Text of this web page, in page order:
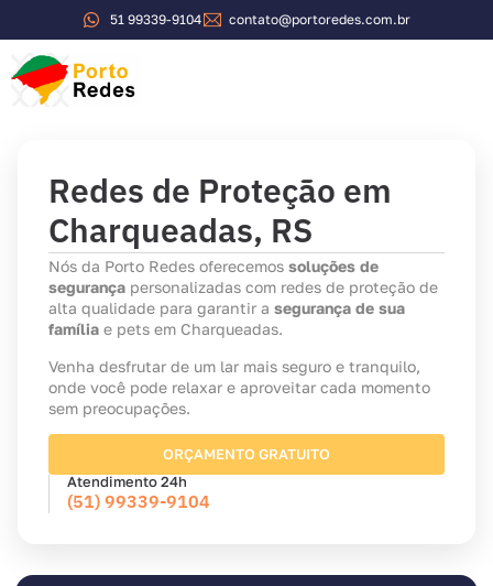
51 99339-9104 contato@portoredes.com.br
Redes de Proteção em
Charqueadas, RS
Nós da Porto Redes oferecemos soluções de
segurança personalizadas com redes de proteção de
alta qualidade para garantir a segurança de sua
família e pets em Charqueadas.
Venha desfrutar de um lar mais seguro e tranquilo,
onde você pode relaxar e aproveitar cada momento
sem preocupações.
ORÇAMENTO GRATUITO
Atendimento 24h
(51) 99339-9104